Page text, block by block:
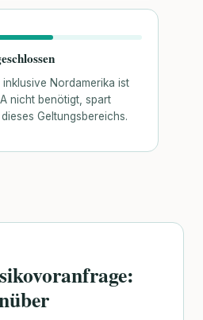
Nordamerika ist
nicht benötigt, spart
Geltungsbereichs.